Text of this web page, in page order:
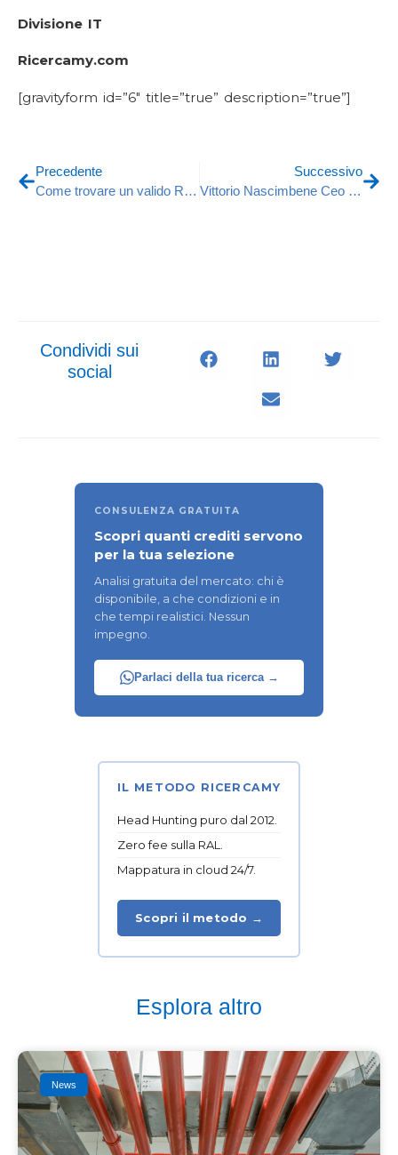
Divisione IT
Ricercamy.com
[gravityform id=”6″ title=”true” description=”true”]
Precedente
Come trovare un valido Responsabile di Manutenzione
Successivo
Vittorio Nascimbene Ceo di Ricercamy Premiato al Milano Marketing Festival
Condividi sui
social
CONSULENZA GRATUITA
Scopri quanti crediti servono
per la tua selezione
Analisi gratuita del mercato: chi è
disponibile, a che condizioni e in
che tempi realistici. Nessun
impegno.
Parlaci della tua ricerca →
IL METODO RICERCAMY
Head Hunting puro dal 2012.
Zero fee sulla RAL.
Mappatura in cloud 24/7.
Scopri il metodo →
Esplora altro
News